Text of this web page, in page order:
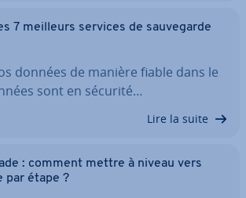
7 meilleurs services de sau­ve­garde
données de manière fiable dans le
sont en sécurité…
Lire la suite
: comment mettre à niveau vers
par étape ?